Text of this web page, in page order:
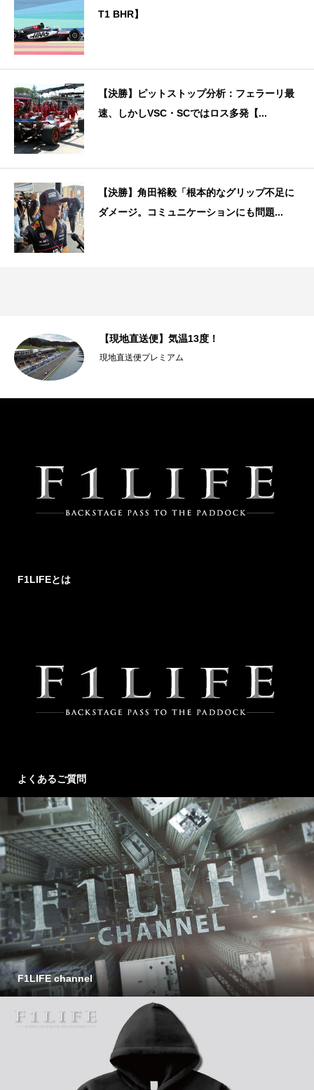
T1 BHR】
【決勝】ピットストップ分析：フェラーリ最
速、しかしVSC・SCではロス多発【...
【決勝】角田裕毅「根本的なグリップ不足に
ダメージ。コミュニケーションにも問題...
【現地直送便】気温13度！
現地直送便プレミアム
F1LIFEとは
よくあるご質問
F1LIFE channel